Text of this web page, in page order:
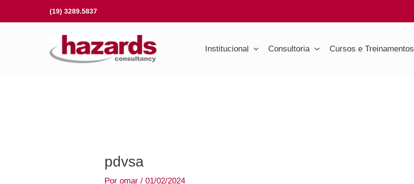
para
(19) 3289.5837
Institucional Consultoria Cursos e Treinamentos
pdvsa
Poromar/01/02/2024